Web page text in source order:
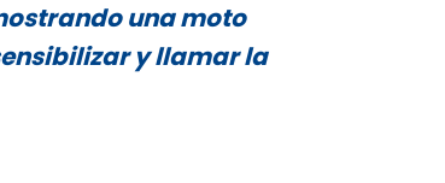
una moto
y llamar la